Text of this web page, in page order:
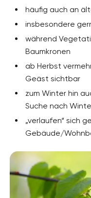
häufig auch an
insbesondere
während
Baumkronen
ab Herbst
Geäst sichtbar
zum Winter hin
Suche nach
„verlaufen“ sich
Gebäude/